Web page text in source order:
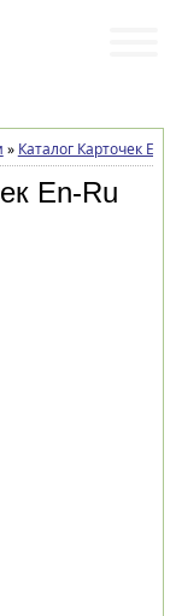
» Каталог Карточек En-
En-Ru